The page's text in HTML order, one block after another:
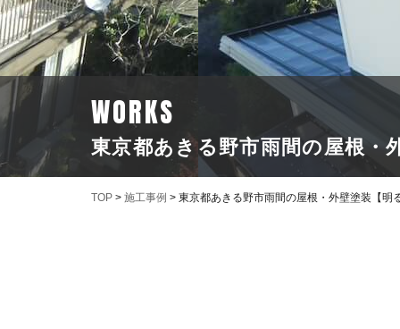
WORKS
東京都あきる野市雨間の屋根・
TOP > 施工事例 > 東京都あきる野市雨間の屋根・外壁塗装【明